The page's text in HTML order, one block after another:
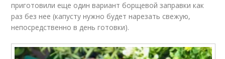
приготовили еще один вариант борщевой заправки как
раз без нее (капусту нужно будет нарезать свежую,
непосредственно в день готовки).